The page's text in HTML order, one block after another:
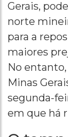
Gerais,
norte
para a
maiores
No
Minas
segunda-
em que há